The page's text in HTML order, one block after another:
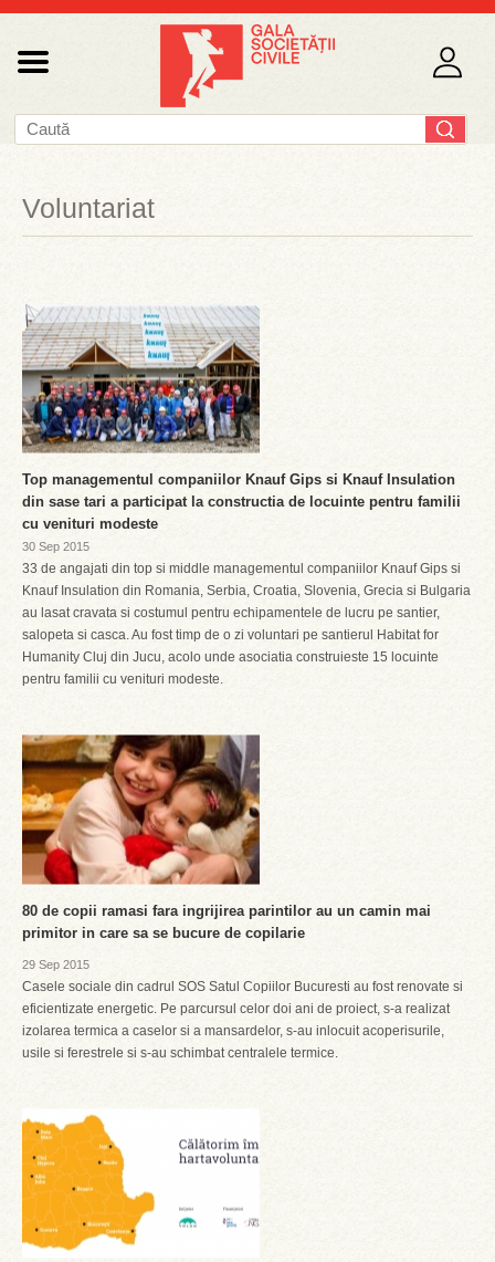
Voluntariat
Top managementul companiilor Knauf Gips si Knauf Insulation
din sase tari a participat la constructia de locuinte pentru familii
cu venituri modeste
30 Sep 2015
33 de angajati din top si middle managementul companiilor Knauf Gips si
Knauf Insulation din Romania, Serbia, Croatia, Slovenia, Grecia si Bulgaria
au lasat cravata si costumul pentru echipamentele de lucru pe santier,
salopeta si casca. Au fost timp de o zi voluntari pe santierul Habitat for
Humanity Cluj din Jucu, acolo unde asociatia construieste 15 locuinte
pentru familii cu venituri modeste.
80 de copii ramasi fara ingrijirea parintilor au un camin mai
primitor in care sa se bucure de copilarie
29 Sep 2015
Casele sociale din cadrul SOS Satul Copiilor Bucuresti au fost renovate si
eficientizate energetic. Pe parcursul celor doi ani de proiect, s-a realizat
izolarea termica a caselor si a mansardelor, s-au inlocuit acoperisurile,
usile si ferestrele si s-au schimbat centralele termice.